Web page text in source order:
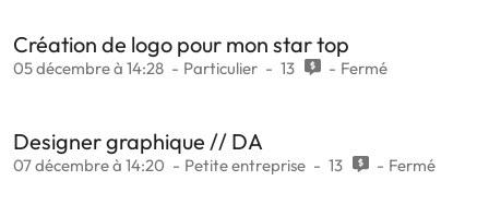
Création de logo pour mon star top
05 décembre à 14:28 Particulier 13 Fermé
Designer graphique // DA
07 décembre à 14:20 Petite entreprise 13 Fermé